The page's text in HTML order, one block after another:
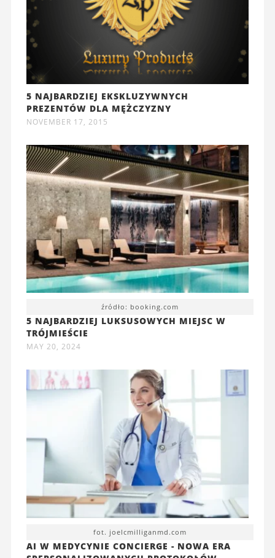
5 NAJBARDZIEJ EKSKLUZYWNYCH
PREZENTÓW DLA MĘŻCZYZNY
NOVEMBER 17, 2015
źródło: booking.com
5 NAJBARDZIEJ LUKSUSOWYCH MIEJSC W
TRÓJMIEŚCIE
MAY 20, 2024
fot. joelcmilliganmd.com
AI W MEDYCYNIE CONCIERGE - NOWA ERA